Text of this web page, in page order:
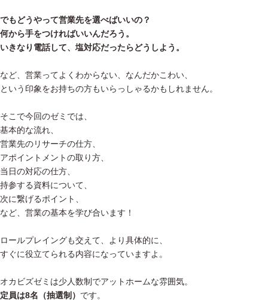
でもどうやって営業先を選べばいいの？
何から手をつければいいんだろう。
いきなり電話して、塩対応だったらどうしよう。
など、営業ってよくわからない、なんだかこわい、
という印象をお持ちの方もいらっしゃるかもしれません。
そこで今回のゼミでは、
基本的な流れ、
営業先のリサーチの仕方、
アポイントメントの取り方、
当日の対応の仕方、
持参する資料について、
次に繋げるポイント、
など、営業の基本を学び合います！
ロールプレイングも交えて、より具体的に、
すぐに役立てられる内容になっていますよ。
オカビズゼミは少人数制でアットホームな雰囲気。
定員は8名（抽選制） です。